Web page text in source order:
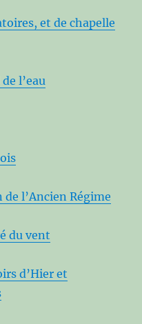
et de chapelle
l’eau
de l’Ancien Régime
du vent
d’Hier et